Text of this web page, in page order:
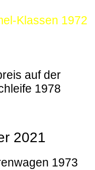
Klassen 1972
auf der
1978
2021
1973